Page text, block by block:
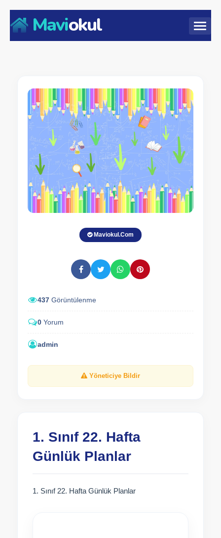
Maviokul
Maviokul.Com
437 Görüntülenme
0 Yorum
admin
Yöneticiye Bildir
1. Sınıf 22. Hafta
Günlük Planlar
1. Sınıf 22. Hafta Günlük Planlar